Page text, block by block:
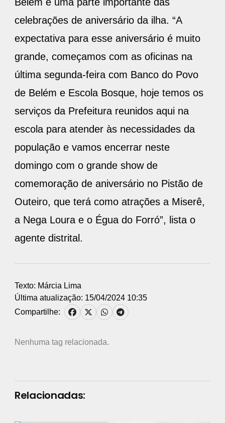
celebrações de aniversário da ilha. “A
expectativa para esse aniversário é muito
grande, começamos com as oficinas na
última segunda-feira com Banco do Povo
de Belém e Escola Bosque, hoje temos os
serviços da Prefeitura reunidos aqui na
escola para atender às necessidades da
população e vamos encerrar neste
domingo com o grande show de
comemoração de aniversário no Pistão de
Outeiro, que terá como atrações a Miserê,
a Nega Loura e o Égua do Forró”, lista o
agente distrital.
Texto: Márcia Lima
Última atualização: 15/04/2024 10:35
Compartilhe:
Nenhuma tag relacionada.
Relacionadas: